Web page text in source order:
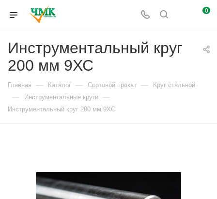
0
Инструментальный круг
200 мм 9ХС
Главная — Каталог — Сортовой прокат — Круг стальной
— Инструментальные круги —
Инструментальный круг 200 мм 9ХС